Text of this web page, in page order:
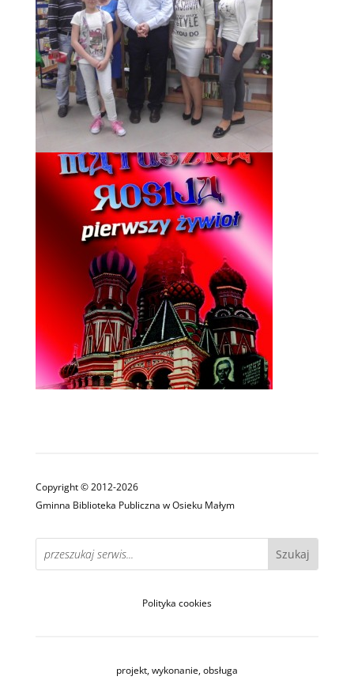
Copyright © 2012-2026
Gminna Biblioteka Publiczna w Osieku Małym
Polityka cookies
projekt, wykonanie, obsługa